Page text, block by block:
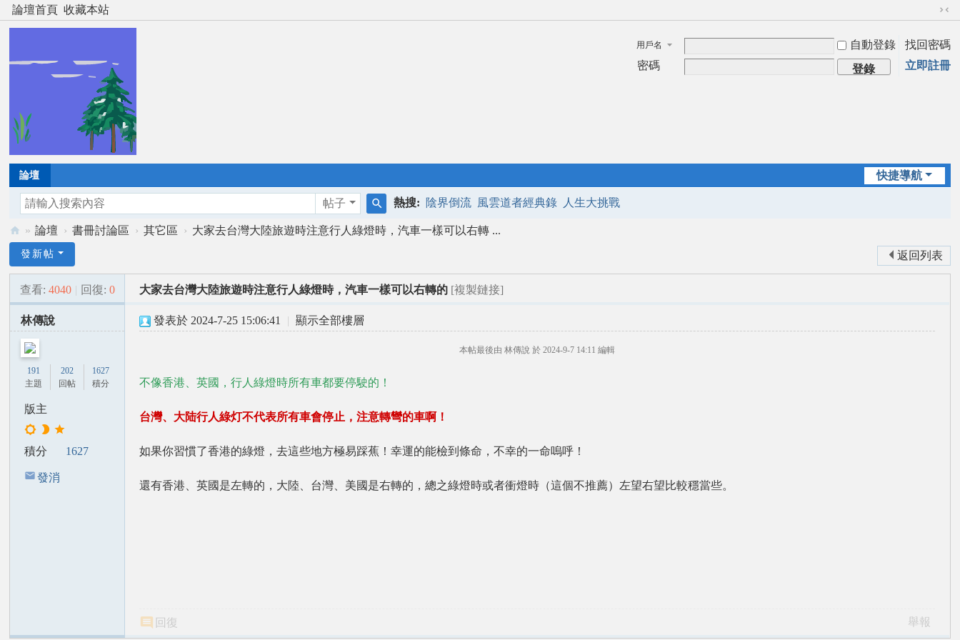
論壇首頁 收藏本站
切
到
窄
版
用戶名 自動登錄
找回密碼
密碼
登錄 立即註冊
快捷導航
論壇
帖子
搜
熱搜: 陰界倒流 風雲道者經典錄 人生大挑戰
風
雲
道
經
» 論壇 › 書冊討論區 › 其它區 › 大家去台灣大陸旅遊時注意行人綠燈時，汽車一樣可以右轉 ...
返回列表
發新帖
查看: 4040 | 回復: 0 大家去台灣大陸旅遊時注意行人綠燈時，汽車一樣可以右轉的 [複製鏈接]
林傳說
191
主題
202
回帖
1627
積分
版主
積分 1627
發消
發表於 2024-7-25 15:06:41 | 顯示全部樓層
本帖最後由 林傳說 於 2024-9-7 14:11 編輯
不像香港、英國，行人綠燈時所有車都要停駛的！
台灣、大陆行人綠灯不代表所有車會停止，注意轉彎的車啊！
如果你習慣了香港的綠燈，去這些地方極易踩蕉！幸運的能檢到條命，不幸的一命嗚呼！
還有香港、英國是左轉的，大陸、台灣、美國是右轉的，總之綠燈時或者衝燈時（這個不推薦）左望右望比較穩當些。
回復 舉報